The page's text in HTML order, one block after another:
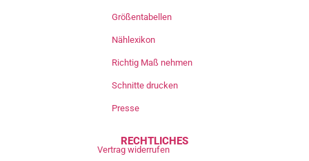
Größentabellen
Nählexikon
Richtig Maß nehmen
Schnitte drucken
Presse
RECHTLICHES
Vertrag widerrufen